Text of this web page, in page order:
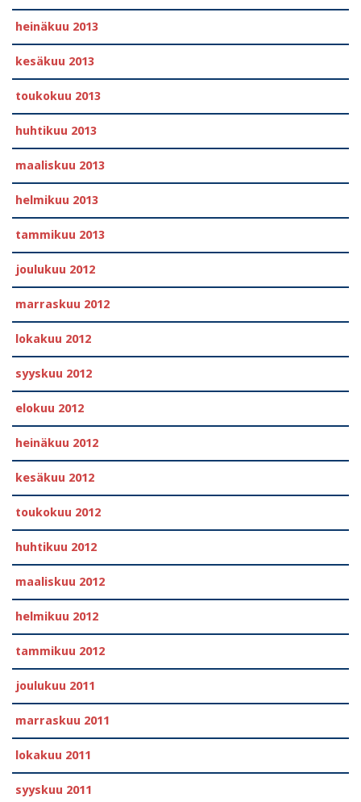
heinäkuu 2013
kesäkuu 2013
toukokuu 2013
huhtikuu 2013
maaliskuu 2013
helmikuu 2013
tammikuu 2013
joulukuu 2012
marraskuu 2012
lokakuu 2012
syyskuu 2012
elokuu 2012
heinäkuu 2012
kesäkuu 2012
toukokuu 2012
huhtikuu 2012
maaliskuu 2012
helmikuu 2012
tammikuu 2012
joulukuu 2011
marraskuu 2011
lokakuu 2011
syyskuu 2011